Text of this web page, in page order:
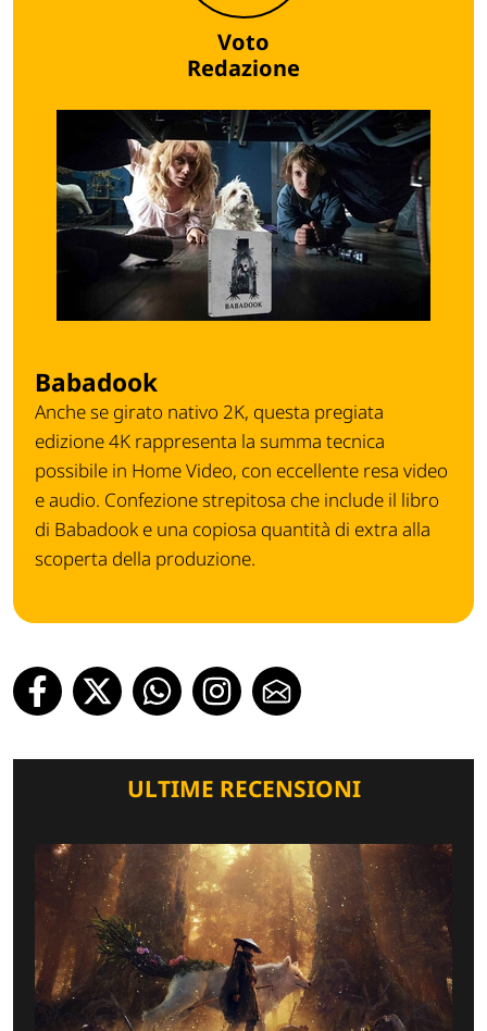
Voto
Redazione
Babadook
Anche se girato nativo 2K, questa pregiata
edizione 4K rappresenta la summa tecnica
possibile in Home Video, con eccellente resa video
e audio. Confezione strepitosa che include il libro
di Babadook e una copiosa quantità di extra alla
scoperta della produzione.
ULTIME RECENSIONI